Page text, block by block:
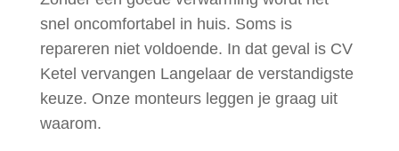
snel oncomfortabel in huis. Soms is
repareren niet voldoende. In dat geval is CV
Ketel vervangen Langelaar de verstandigste
keuze. Onze monteurs leggen je graag uit
waarom.